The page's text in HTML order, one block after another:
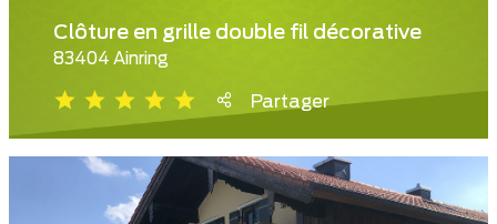
Clôture en grille double fil décorative
83404 Ainring
Partager